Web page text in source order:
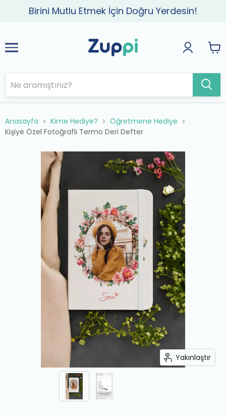
Birini Mutlu Etmek İçin Doğru Yerdesin!
Anasayfa Kime Hediye?
Öğretmene Hediye
Kişiye Özel Fotoğraflı Termo Deri Defter
Yakınlaştır